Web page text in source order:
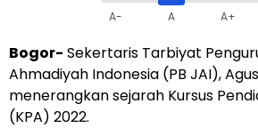
A- A A+
Bogor- Sekertaris Tarbiyat
Ahmadiyah Indonesia (PB JAI),
menerangkan sejarah Kursus
(KPA) 2022.